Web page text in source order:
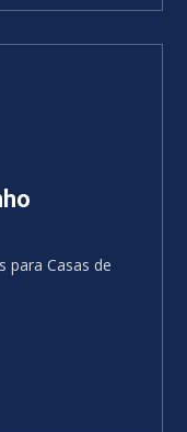
para Casas de